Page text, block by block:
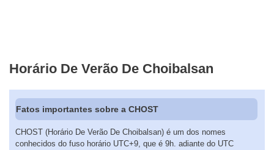
Horário De Verão De Choibalsan
Fatos importantes sobre a CHOST
CHOST (Horário De Verão De Choibalsan) é um dos nomes
conhecidos do fuso horário UTC+9, que é 9h. adiante do UTC